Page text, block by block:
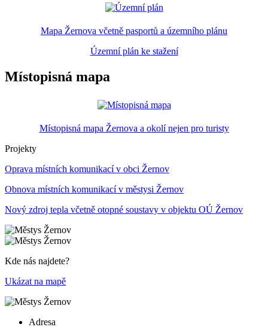
Mapa Žernova včetně pasportů a územního plánu
Územní plán ke stažení
Místopisná mapa
Místopisná mapa Žernova a okolí nejen pro turisty
Projekty
Oprava místních komunikací v obci Žernov
Obnova místních komunikací v městysi Žernov
Nový zdroj tepla včetně otopné soustavy v objektu OÚ Žernov
Kde nás najdete?
Ukázat na mapě
Adresa